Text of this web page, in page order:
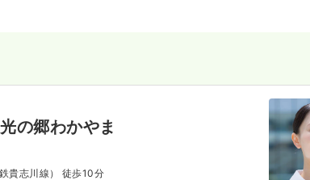
の郷わかやま
貴志川線） 徒歩10分